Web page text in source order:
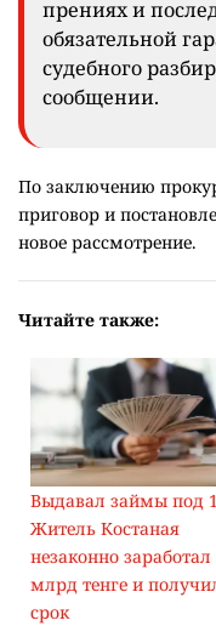
прениях и
обязательной
судебного
сообщении.
По заключению
приговор и
новое рассмотрение.
Читайте также:
Выдавал займы под
Житель Костаная
незаконно заработал
млрд тенге и
срок